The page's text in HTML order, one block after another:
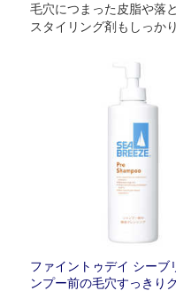
毛穴につまった皮脂や落
スタイリング剤もしっか
ファイントゥデイ シーブ
ンプー前の毛穴すっきり